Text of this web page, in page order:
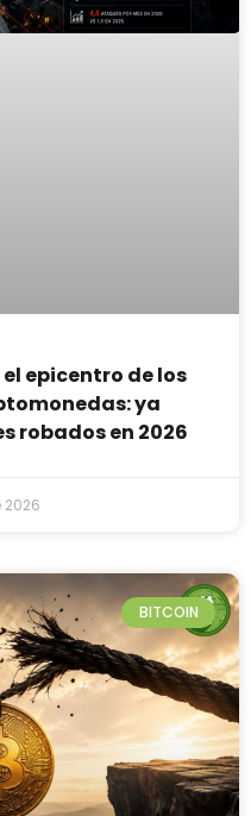
epicentro de los
ya
robados en 2026
BITCOIN